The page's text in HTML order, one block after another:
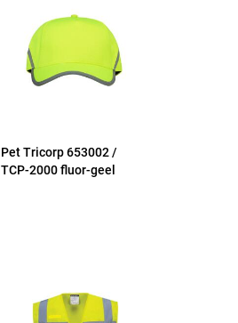
Pet Tricorp 653002 /
TCP-2000 fluor-geel